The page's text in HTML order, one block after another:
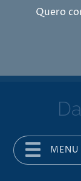
Quero
MENU